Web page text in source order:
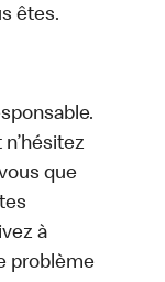
êtes.
que
à
problème